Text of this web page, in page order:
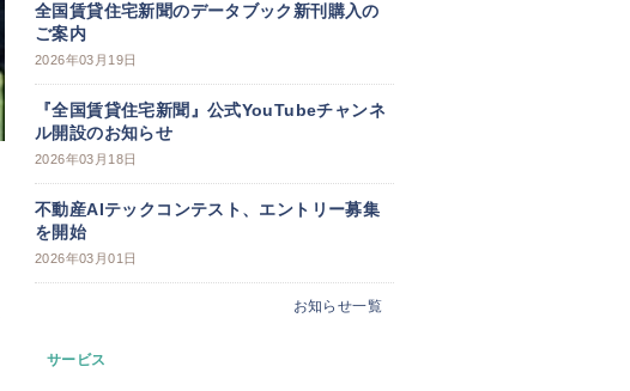
全国賃貸住宅新聞のデータブック新刊購入の
ご案内
2026年03月19日
『全国賃貸住宅新聞』公式YouTubeチャンネ
ル開設のお知らせ
2026年03月18日
不動産AIテックコンテスト、エントリー募集
を開始
2026年03月01日
お知らせ一覧
サービス